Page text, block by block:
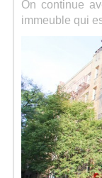
On continue
immeuble qui